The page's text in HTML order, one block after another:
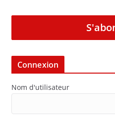
Connexion
Nom d'utilisateur